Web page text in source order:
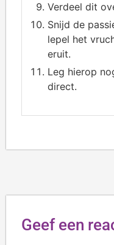
Verdeel dit
Snijd de
lepel het
eruit.
Leg hierop
direct.
Geef een